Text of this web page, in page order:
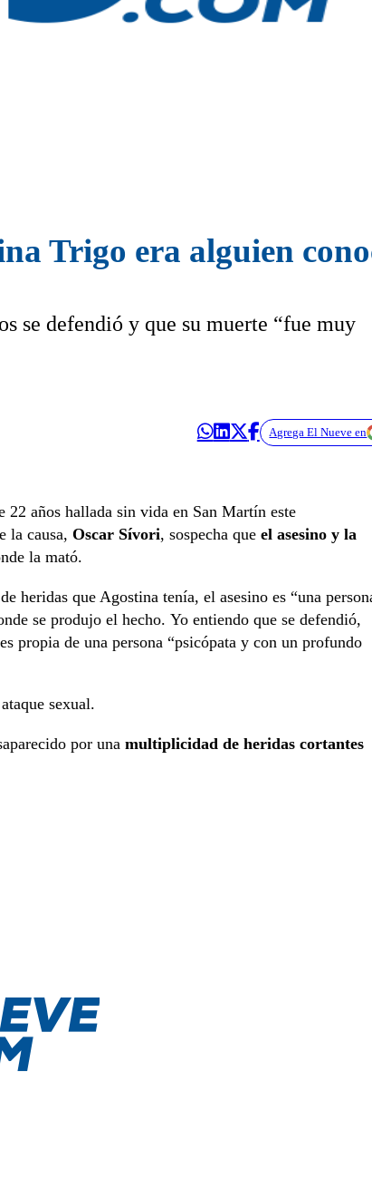
Trigo era alguien
se defendió y que su muerte “fue muy
Agrega El Nueve en
22 años hallada sin vida en San Martín este
la causa, Oscar Sívori, sospecha que el asesino y la
la mató.
heridas que Agostina tenía, el asesino es “una
se produjo el hecho. Yo entiendo que se defendió,
propia de una persona “psicópata y con un profundo
sexual.
por una multiplicidad de heridas cortantes